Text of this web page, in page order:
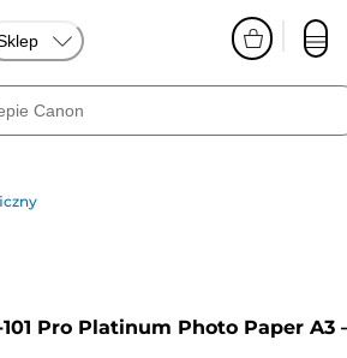
Pro Platinum Photo Paper A3